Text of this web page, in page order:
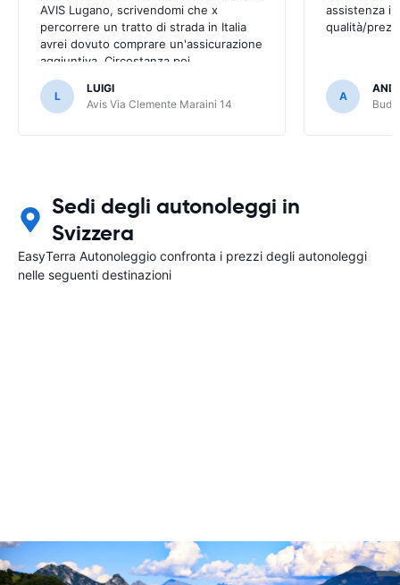
AVIS Lugano, scrivendomi che x
percorrere un tratto di strada in Italia
avrei dovuto comprare un'assicurazione
aggiuntiva. Circostanza poi
fortunatamente smentita da AVIS
Lugano. Per il resto servizio eccellente
as usual
L
LUIGI
Avis Via Clemente Maraini 14
assistenza
qualità/
A
Sedi degli autonoleggi in
Svizzera
EasyTerra Autonoleggio confronta i prezzi degli autonoleggi
nelle seguenti destinazioni